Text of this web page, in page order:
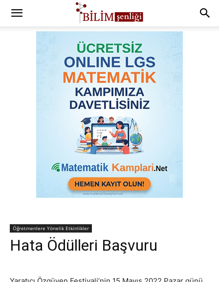
Öğretmenlere Yönelik Etkinlikler
Hata Ödülleri Başvuru